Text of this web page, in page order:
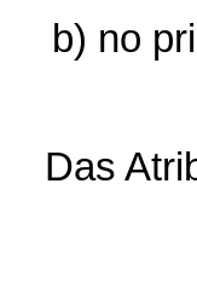
b) no
Das